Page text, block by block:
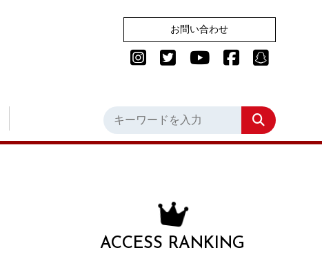
お問い合わせ
ACCESS RANKING